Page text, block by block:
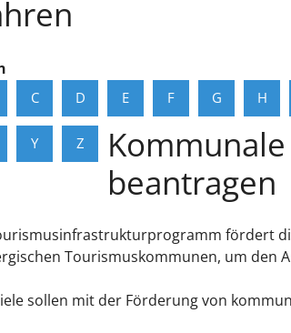
C D E F G H
Y Z
beantragen
fördert
Tourismuskommunen, um den
sollen mit der Förderung von